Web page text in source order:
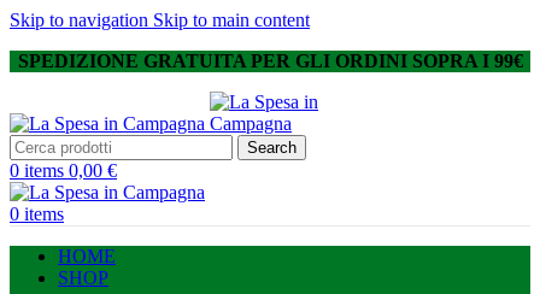
Skip to navigation Skip to main content
SPEDIZIONE GRATUITA PER GLI ORDINI SOPRA I 99€
Search
0 items 0,00 €
0 items
HOME
SHOP